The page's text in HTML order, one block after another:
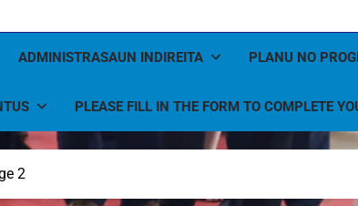
ADMINISTRASAUN INDIREITA PLANU NO
PLEASE FILL IN THE FORM TO COMPLETE
2